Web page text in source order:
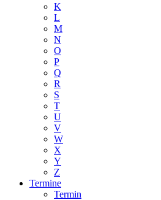
K
L
M
N
O
P
Q
R
S
T
U
V
W
X
Y
Z
Termine
Termin